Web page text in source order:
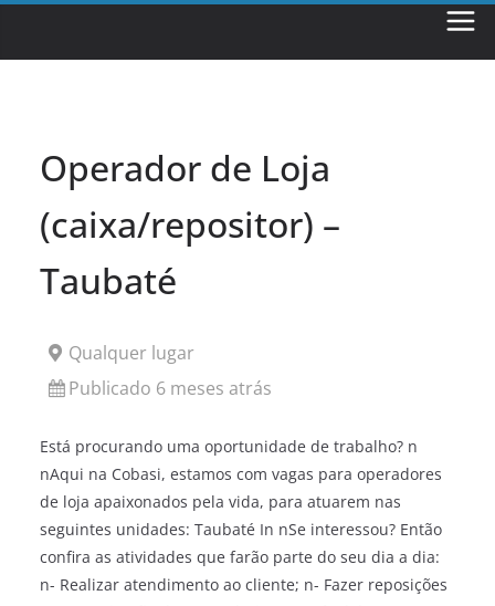
Operador de Loja
(caixa/repositor) –
Taubaté
Qualquer lugar
Publicado 6 meses atrás
Está procurando uma oportunidade de trabalho? n
nAqui na Cobasi, estamos com vagas para operadores
de loja apaixonados pela vida, para atuarem nas
seguintes unidades: Taubaté In nSe interessou? Então
confira as atividades que farão parte do seu dia a dia:
n- Realizar atendimento ao cliente; n- Fazer reposições